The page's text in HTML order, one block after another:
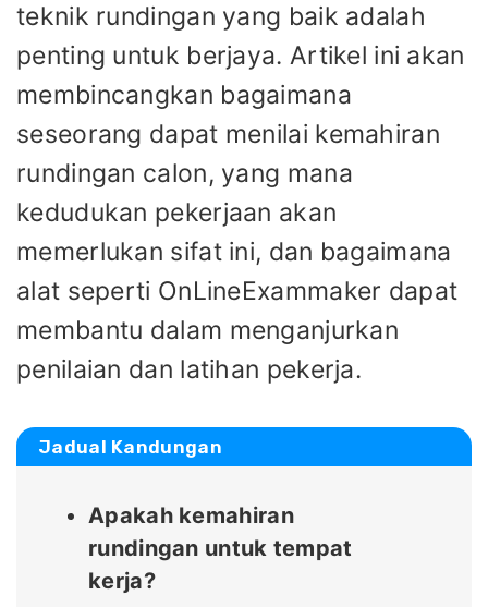
teknik rundingan yang baik adalah
penting untuk berjaya. Artikel ini akan
membincangkan bagaimana
seseorang dapat menilai kemahiran
rundingan calon, yang mana
kedudukan pekerjaan akan
memerlukan sifat ini, dan bagaimana
alat seperti OnLineExammaker dapat
membantu dalam menganjurkan
penilaian dan latihan pekerja.
Jadual Kandungan
Apakah kemahiran
rundingan untuk tempat
kerja?